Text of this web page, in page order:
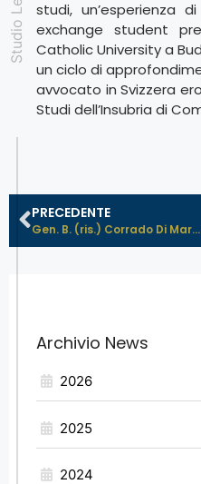
studi, un’esperienza
exchange student
Catholic University a
un ciclo di
avvocato in Svizzera
Studi dell’Insubria di
PRECEDENTE
Gen. B. (ris.) Corrado Di Martino
Archivio News
2026
2025
2024